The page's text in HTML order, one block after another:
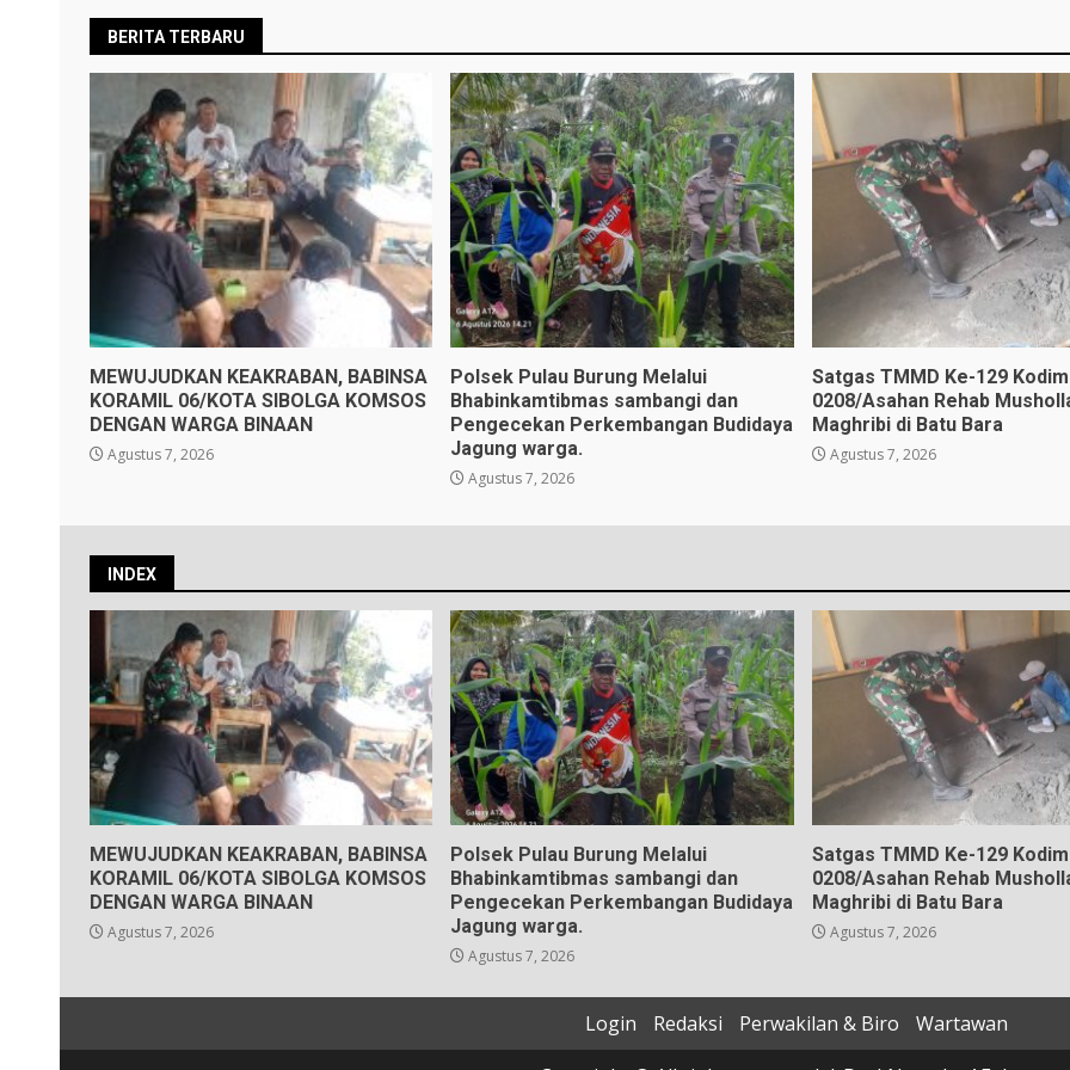
BERITA TERBARU
MEWUJUDKAN KEAKRABAN, BABINSA
KORAMIL 06/KOTA SIBOLGA KOMSOS
DENGAN WARGA BINAAN
Agustus 7, 2026
Polsek Pulau Burung Melalui
Bhabinkamtibmas sambangi dan
Pengecekan Perkembangan Budidaya
Jagung warga.
Agustus 7, 2026
Satgas TMMD Ke-129 Kodim
0208/Asahan Rehab
Maghribi di Batu Bara
Agustus 7, 2026
INDEX
MEWUJUDKAN KEAKRABAN, BABINSA
KORAMIL 06/KOTA SIBOLGA KOMSOS
DENGAN WARGA BINAAN
Agustus 7, 2026
Polsek Pulau Burung Melalui
Bhabinkamtibmas sambangi dan
Pengecekan Perkembangan Budidaya
Jagung warga.
Agustus 7, 2026
Satgas TMMD Ke-129 Kodim
0208/Asahan Rehab
Maghribi di Batu Bara
Agustus 7, 2026
Login Redaksi Perwakilan & Biro
Wartawan